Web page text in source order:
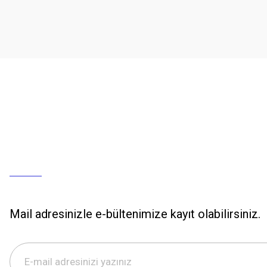
Mail adresinizle e-bültenimize kayıt olabilirsiniz.